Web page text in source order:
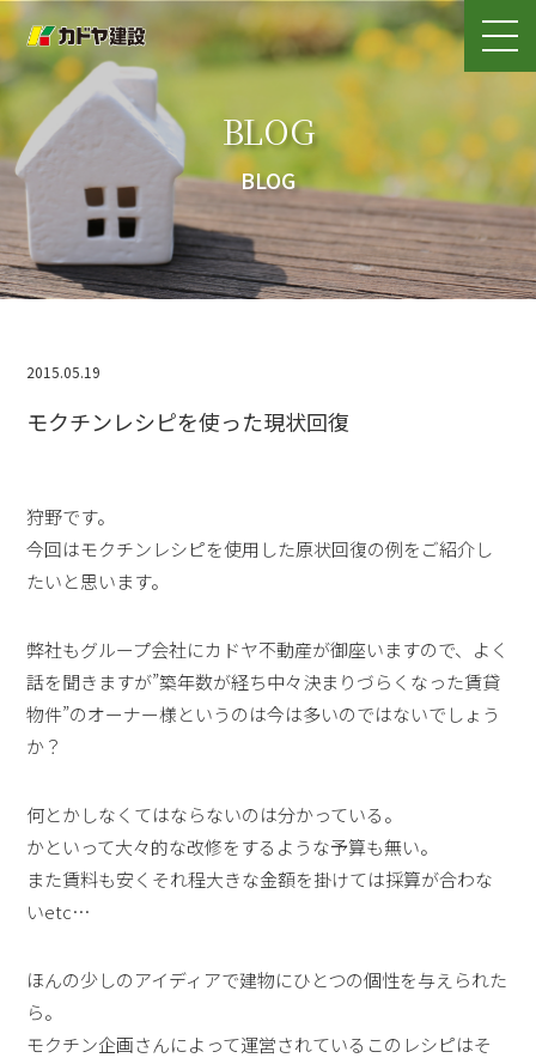
BLOG
BLOG
2015.05.19
モクチンレシピを使った現状回復
狩野です。
今回はモクチンレシピを使用した原状回復の例をご紹介し
たいと思います。
弊社もグループ会社にカドヤ不動産が御座いますので、よく
話を聞きますが”築年数が経ち中々決まりづらくなった賃貸
物件”のオーナー様というのは今は多いのではないでしょう
か？
何とかしなくてはならないのは分かっている。
かといって大々的な改修をするような予算も無い。
また賃料も安くそれ程大きな金額を掛けては採算が合わな
いetc…
ほんの少しのアイディアで建物にひとつの個性を与えられた
ら。
モクチン企画さんによって運営されているこのレシピはそ